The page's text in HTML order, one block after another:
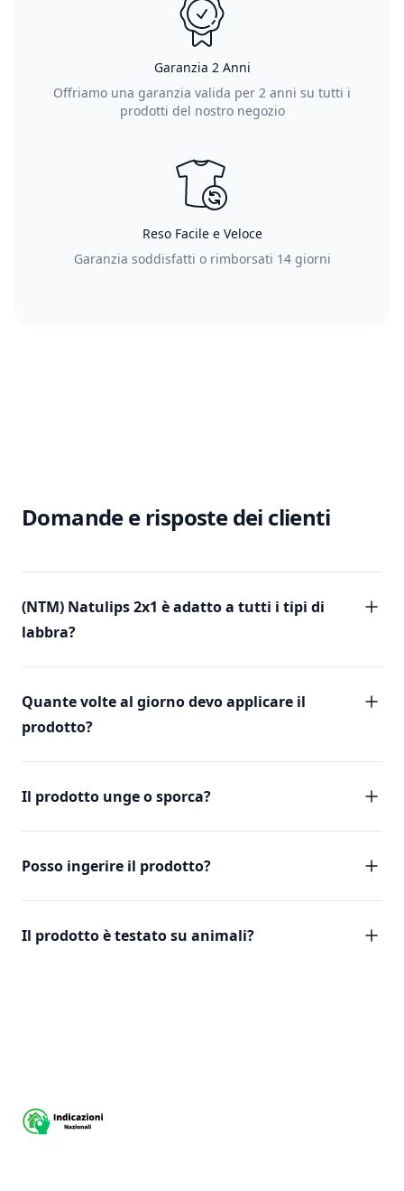
Garanzia 2 Anni
Offriamo una garanzia valida per 2 anni su tutti i
prodotti del nostro negozio
Reso Facile e Veloce
Garanzia soddisfatti o rimborsati 14 giorni
Domande e risposte dei clienti
(NTM) Natulips 2x1 è adatto a tutti i tipi di
labbra?
Quante volte al giorno devo applicare il
prodotto?
Il prodotto unge o sporca?
Posso ingerire il prodotto?
Il prodotto è testato su animali?